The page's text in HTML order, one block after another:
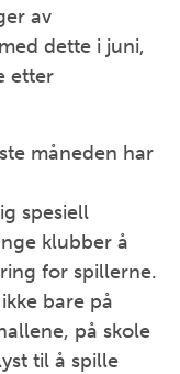
av
dette i juni,
etter
måneden har
spesiell
klubber å
for spillerne.
bare på
på skole
til å spille